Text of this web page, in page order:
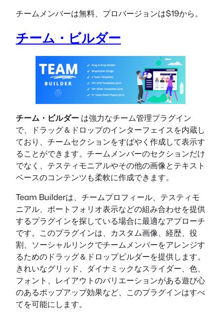
チームメンバーは無料、プロバージョンは$19から。
チーム・ビルダー
チーム・ビルダー は強力なチーム管理プラグイン
で、ドラッグ＆ドロップのインターフェイスを内蔵し
ており、チームセクションをすばやく作成して表示す
ることができます。チームメンバーのセクションだけ
でなく、テスティモニアルやその他の画像とテキスト
ベースのコンテンツも柔軟に作成できます。
Team Builderは、チームプロフィール、テスティモ
ニアル、ポートフォリオ表示などの組み合わせを提供
するプラグインを探している場合に最適なアプローチ
です。このプラグインは、カスタム画像、経歴、役
割、ソーシャルリンクでチームメンバーをアレンジす
るためのドラッグ＆ドロップビルダーを提供します。
きれいなグリッド、ダイナミックなスライダー、色、
フォント、レイアウトのバリエーションがある遊び心
のあるポップアップ効果など、このプラグインはすべ
てを可能にします。